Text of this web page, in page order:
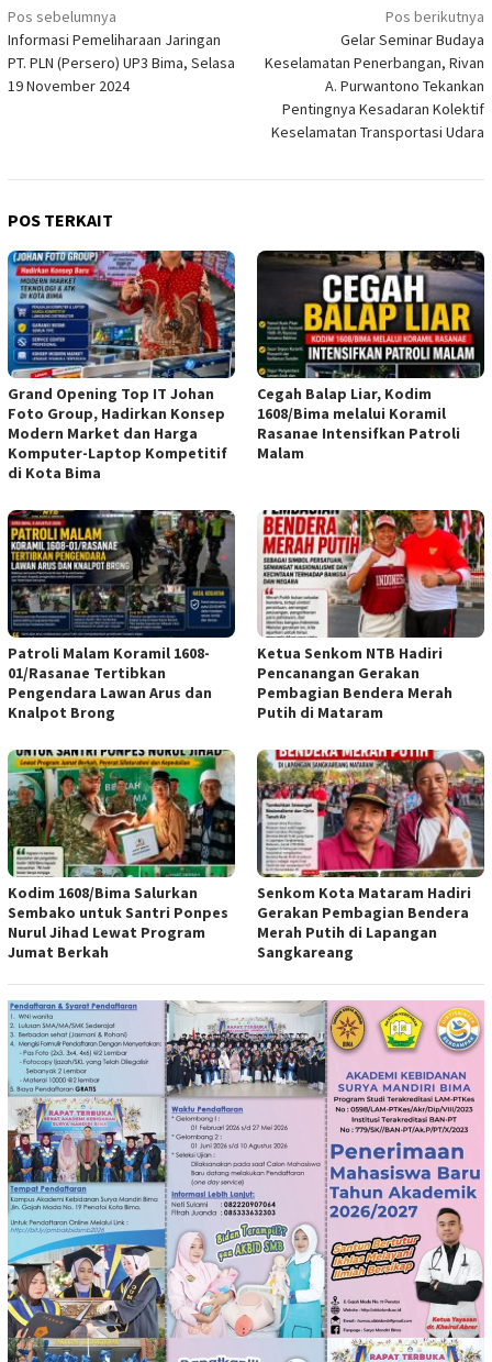
Navigasi
pos
Pos sebelumnya
Informasi Pemeliharaan Jaringan
PT. PLN (Persero) UP3 Bima, Selasa
19 November 2024
Pos berikutnya
Gelar Seminar Budaya
Keselamatan Penerbangan, Rivan
A. Purwantono Tekankan
Pentingnya Kesadaran Kolektif
Keselamatan Transportasi Udara
POS TERKAIT
Grand Opening Top IT Johan
Foto Group, Hadirkan Konsep
Modern Market dan Harga
Komputer-Laptop Kompetitif
di Kota Bima
Cegah Balap Liar, Kodim
1608/Bima melalui Koramil
Rasanae Intensifkan Patroli
Malam
Patroli Malam Koramil 1608-
01/Rasanae Tertibkan
Pengendara Lawan Arus dan
Knalpot Brong
Ketua Senkom NTB Hadiri
Pencanangan Gerakan
Pembagian Bendera Merah
Putih di Mataram
Kodim 1608/Bima Salurkan
Sembako untuk Santri Ponpes
Nurul Jihad Lewat Program
Jumat Berkah
Senkom Kota Mataram Hadiri
Gerakan Pembagian Bendera
Merah Putih di Lapangan
Sangkareang